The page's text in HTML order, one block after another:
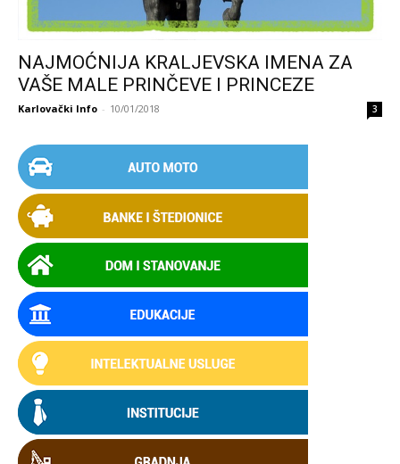
NAJMOĆNIJA KRALJEVSKA IMENA ZA
VAŠE MALE PRINČEVE I PRINCEZE
Karlovački Info - 10/01/2018 3